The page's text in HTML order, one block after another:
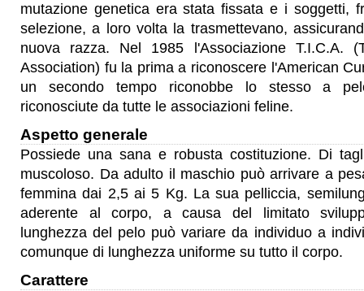
mutazione genetica era stata fissata e i soggetti,
selezione, a loro volta la trasmettevano,
nuova razza. Nel 1985 l'Associazione T.I.C.A.
Association) fu la prima a riconoscere l'American
un secondo tempo riconobbe lo stesso a
riconosciute da tutte le associazioni feline.
Aspetto generale
Possiede una sana e robusta costituzione. Di
muscoloso. Da adulto il maschio può arrivare a
femmina dai 2,5 ai 5 Kg. La sua pelliccia,
aderente al corpo, a causa del limitato
lunghezza del pelo può variare da individuo a
comunque di lunghezza uniforme su tutto il corpo.
Carattere